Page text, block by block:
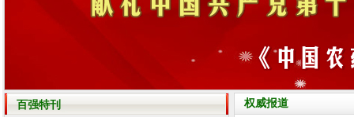
百强特刊 权威报道